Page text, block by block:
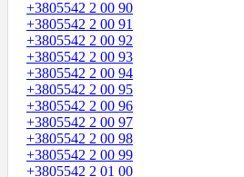
+3805542 2 00 90
+3805542 2 00 91
+3805542 2 00 92
+3805542 2 00 93
+3805542 2 00 94
+3805542 2 00 95
+3805542 2 00 96
+3805542 2 00 97
+3805542 2 00 98
+3805542 2 00 99
+3805542 2 01 00